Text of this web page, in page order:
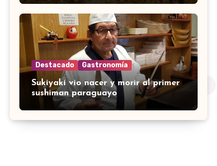
Destacado Gastronomía
Sukiyaki vio nacer y morir al primer
sushiman paraguayo